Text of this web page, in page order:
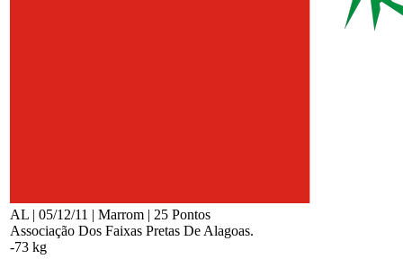
AL | 05/12/11 | Marrom | 25 Pontos
Associação Dos Faixas Pretas De Alagoas.
-73 kg